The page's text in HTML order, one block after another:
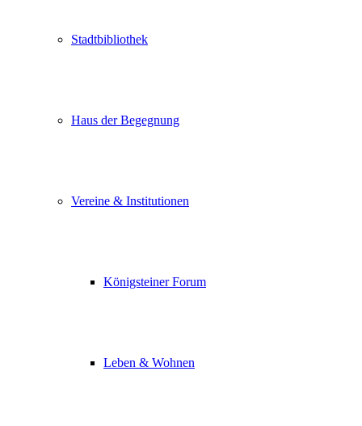
Stadtbibliothek
Haus der Begegnung
Vereine & Institutionen
Königsteiner Forum
Leben & Wohnen